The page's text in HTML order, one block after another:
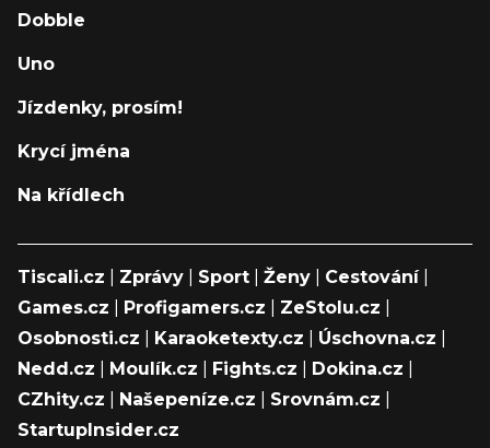
Dobble
Uno
Jízdenky, prosím!
Krycí jména
Na křídlech
Tiscali.cz Zprávy Sport Ženy Cestování|
Games.cz
Profigamers.cz ZeStolu.cz
Osobnosti.cz
Karaoketexty.cz Úschovna.cz
Nedd.cz
Moulík.cz Fights.cz Dokina.cz
CZhity.cz
Našepeníze.cz Srovnám.cz
StartupInsider.cz